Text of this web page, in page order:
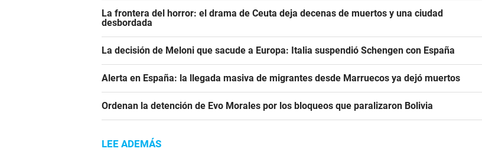
La frontera del horror: el drama de Ceuta deja decenas de muertos y una ciudad
desbordada
La decisión de Meloni que sacude a Europa: Italia suspendió Schengen con España
Alerta en España: la llegada masiva de migrantes desde Marruecos ya dejó muertos
Ordenan la detención de Evo Morales por los bloqueos que paralizaron Bolivia
LEE ADEMÁS